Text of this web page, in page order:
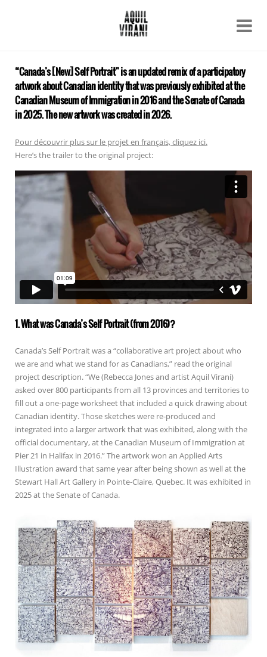
About
Archive
Contact
Email
“Canada’s [New] Self Portrait” is an updated remix of a participatory
artwork about Canadian identity that was previously exhibited at the
Canadian Museum of Immigration in 2016 and the Senate of Canada
in 2025. The new artwork was created in 2026.
Pour découvrir plus sur le projet en français, cliquez ici.
Here’s the trailer to the original project:
1. What was Canada’s Self Portrait (from 2016)?
Canada’s Self Portrait was a “collaborative art project about who
we are and what we stand for as Canadians,” read the original
project description. “We (Rebecca Jones and artist Aquil Virani)
asked over 800 participants from all 13 provinces and territories to
fill out a one-page worksheet that included a quick drawing about
Canadian identity. Those sketches were re-produced and
integrated into a larger artwork that was exhibited, along with the
official documentary, at the Canadian Museum of Immigration at
Pier 21 in Halifax in 2016.” The artwork won an Applied Arts
Illustration award that same year after being shown as well at the
Stewart Hall Art Gallery in Pointe-Claire, Quebec. It was exhibited in
2025 at the Senate of Canada.